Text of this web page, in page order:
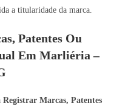
a titularidade da marca.
Patentes Ou
Em Marliéria –
Registrar Marcas, Patentes